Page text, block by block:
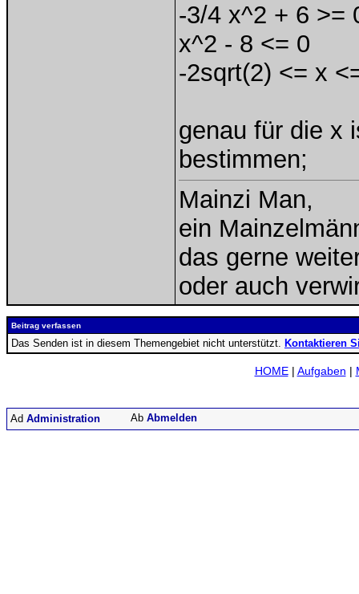
-3/4 x^2 + 6 >=
x^2 - 8 <= 0
-2sqrt(2) <= x
genau für die x
bestimmen;
Mainzi Man,
ein
das gerne
oder auch
Beitrag verfassen
Das Senden ist in diesem Themengebiet nicht unterstützt. Kontaktieren
HOME| Aufgaben |
Administration Abmelden